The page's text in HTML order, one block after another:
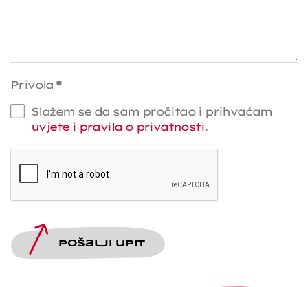
Privola *
Slažem se da sam pročitao i prihvaćam
uvjete i pravila o privatnosti.
Pošalji upit